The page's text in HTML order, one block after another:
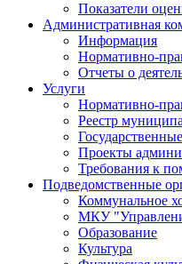
Показатели
Административная
Информация
Нормативно-
Отчеты о
Услуги
Нормативно-
Реестр
Проекты
Требования к
Подведомственные
Коммунальное
МКУ
Образование
Культура